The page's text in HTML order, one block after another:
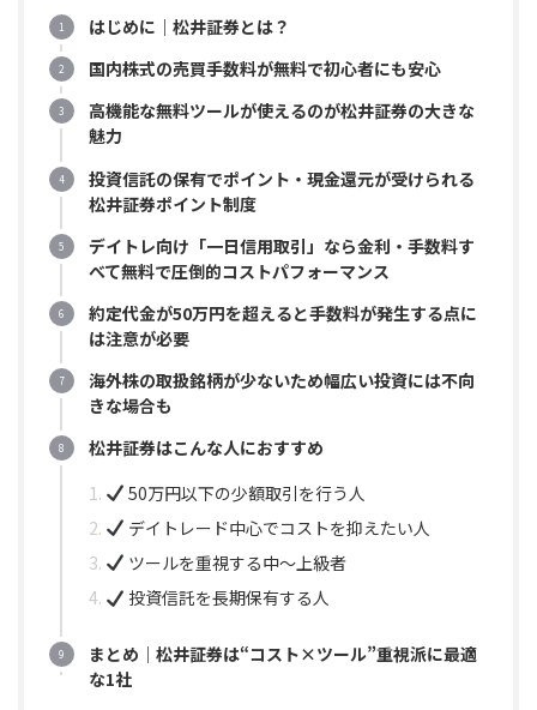
はじめに｜松井証券とは？
国内株式の売買手数料が無料で初心者にも安心
高機能な無料ツールが使えるのが松井証券の大きな
魅力
投資信託の保有でポイント・現金還元が受けられる
松井証券ポイント制度
デイトレ向け「一日信用取引」なら金利・手数料す
べて無料で圧倒的コストパフォーマンス
約定代金が50万円を超えると手数料が発生する点に
は注意が必要
海外株の取扱銘柄が少ないため幅広い投資には不向
きな場合も
松井証券はこんな人におすすめ
50万円以下の少額取引を行う人
デイトレード中心でコストを抑えたい人
ツールを重視する中〜上級者
投資信託を長期保有する人
まとめ｜松井証券は“コスト×ツール”重視派に最適
な1社